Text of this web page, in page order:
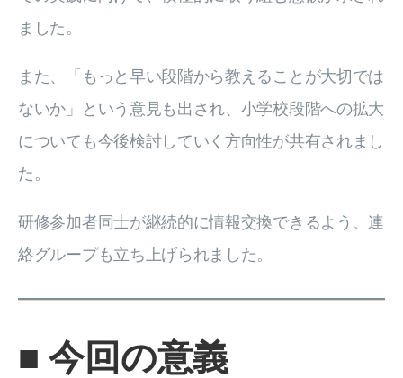
ました。
また、「もっと早い段階から教えることが大切では
ないか」という意見も出され、小学校段階への拡大
についても今後検討していく方向性が共有されまし
た。
研修参加者同士が継続的に情報交換できるよう、連
絡グループも立ち上げられました。
■ 今回の意義